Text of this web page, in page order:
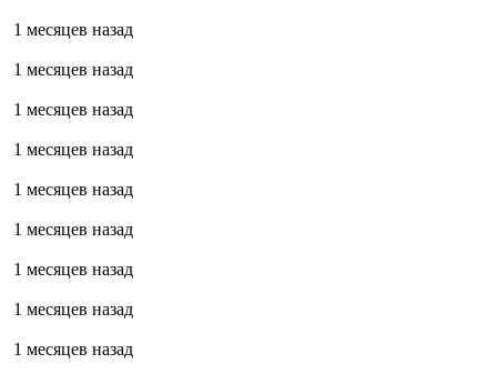
1 месяцев назад
1 месяцев назад
1 месяцев назад
1 месяцев назад
1 месяцев назад
1 месяцев назад
1 месяцев назад
1 месяцев назад
1 месяцев назад